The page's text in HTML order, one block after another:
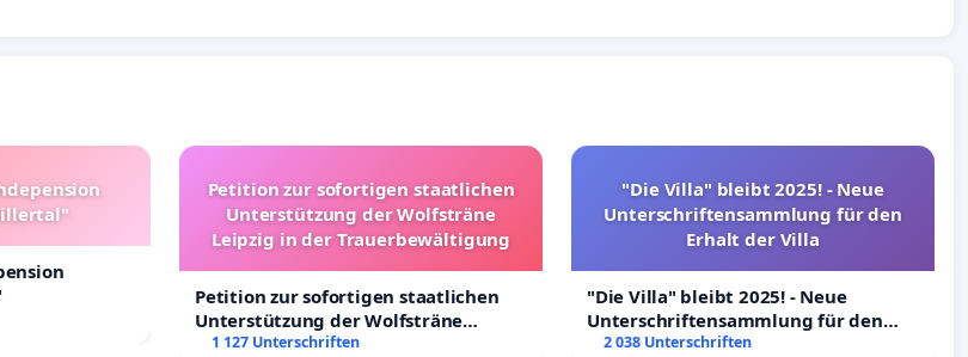
Petition zur sofortigen staatlichen
Unterstützung der Wolfsträne
Leipzig in der Trauerbewältigung
Petition zur sofortigen staatlichen
Unterstützung der Wolfsträne
Leipzig in der Trauerbewältigung
1 127 Unterschriften
"Die Villa" bleibt 2025! - Neue
Unterschriftensammlung für den
Erhalt der Villa
"Die Villa" bleibt 2025! - Neue
Unterschriftensammlung für den
Erhalt der Villa
2 038 Unterschriften